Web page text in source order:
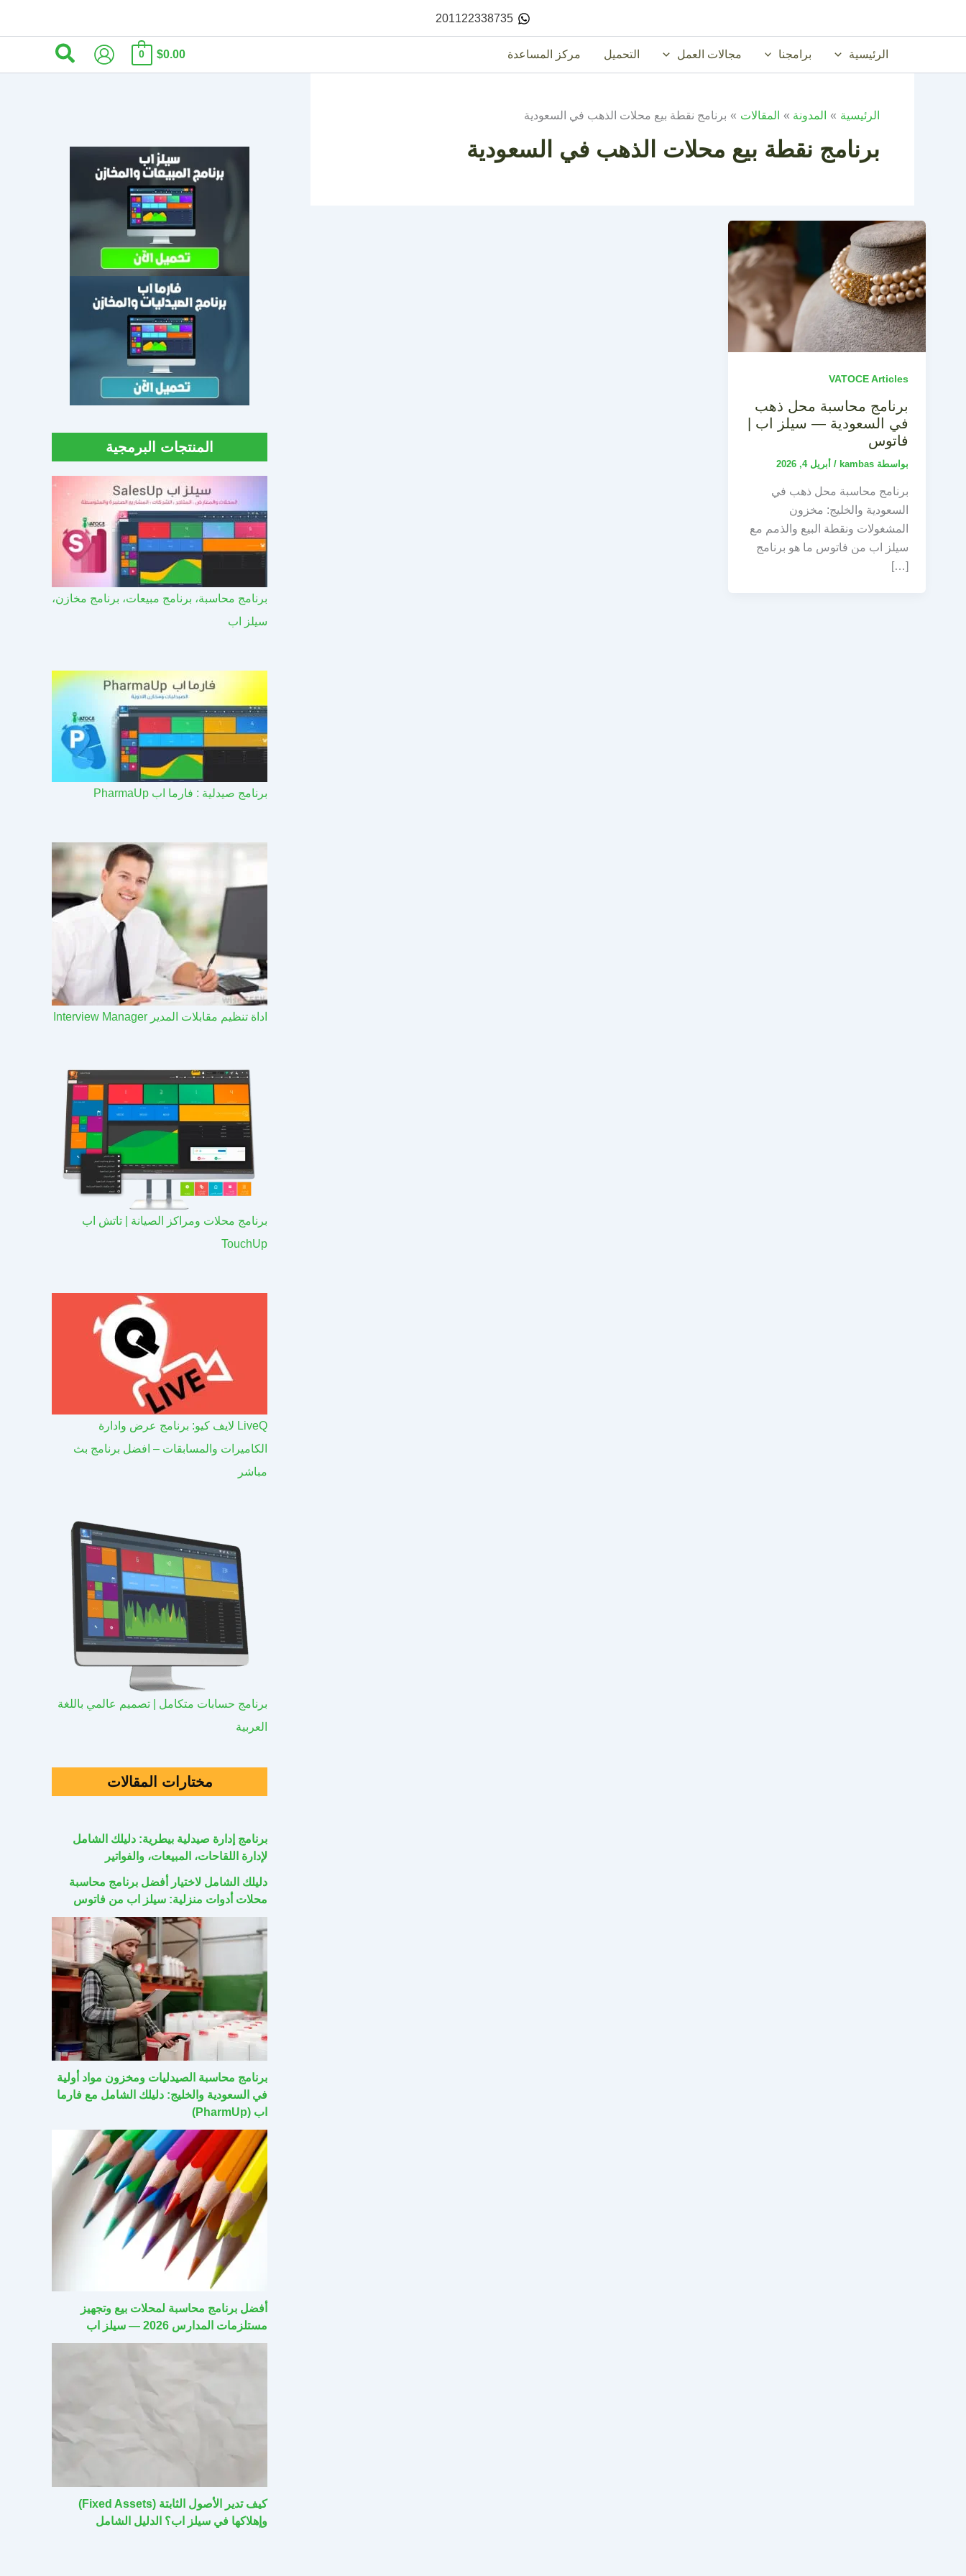
201122338735
الرئيسية برامجنا مجالات العمل التحميل مركز المساعدة $0.00
0 البحث
الرئيسية المدونة المقالات برنامج نقطة بيع محلات الذهب في السعودية
برنامج نقطة بيع محلات الذهب في السعودية
VATOCE Articles
برنامج محاسبة محل ذهب
في السعودية — سيلز اب |
فاتوس
بواسطة kambas
/ أبريل 4, 2026
برنامج محاسبة محل ذهب في
السعودية والخليج: مخزون
المشغولات ونقطة البيع والذمم مع
سيلز اب من فاتوس ما هو برنامج
[…]
المنتجات البرمجية
برنامج محاسبة، برنامج مبيعات، برنامج مخازن،
سيلز اب
برنامج صيدلية : فارما اب PharmaUp​
اداة تنظيم مقابلات المدير Interview Manager
برنامج محلات ومراكز الصيانة | تاتش اب
TouchUp
LiveQ لايف كيو: برنامج عرض وادارة
الكاميرات والمسابقات – افضل برنامج بث
مباشر
برنامج حسابات متكامل | تصميم عالمي باللغة
العربية
مختارات المقالات
برنامج إدارة صيدلية بيطرية: دليلك الشامل
لإدارة اللقاحات، المبيعات، والفواتير
دليلك الشامل لاختيار أفضل برنامج محاسبة
محلات أدوات منزلية: سيلز اب من فاتوس
برنامج محاسبة الصيدليات ومخزون مواد أولية
في السعودية والخليج: دليلك الشامل مع فارما
اب (PharmUp)
أفضل برنامج محاسبة لمحلات بيع وتجهيز
مستلزمات المدارس 2026 — سيلز اب
كيف تدير الأصول الثابتة (Fixed Assets)
وإهلاكها في سيلز اب؟ الدليل الشامل